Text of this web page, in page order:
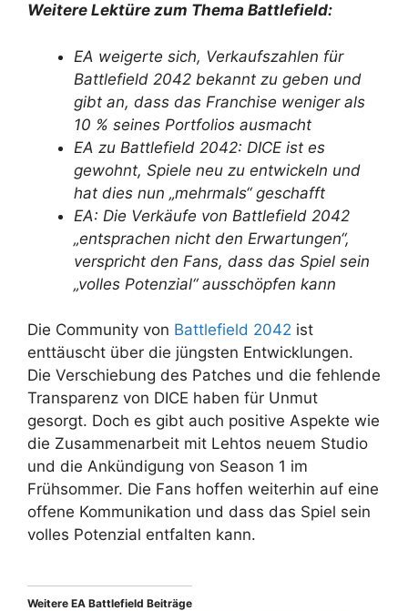
Weitere Lektüre zum Thema Battlefield:
EA weigerte sich, Verkaufszahlen für
Battlefield 2042 bekannt zu geben und
gibt an, dass das Franchise weniger als
10 % seines Portfolios ausmacht
EA zu Battlefield 2042: DICE ist es
gewohnt, Spiele neu zu entwickeln und
hat dies nun „mehrmals“ geschafft
EA: Die Verkäufe von Battlefield 2042
„entsprachen nicht den Erwartungen“,
verspricht den Fans, dass das Spiel sein
„volles Potenzial“ ausschöpfen kann
Die Community von Battlefield 2042 ist
enttäuscht über die jüngsten Entwicklungen.
Die Verschiebung des Patches und die fehlende
Transparenz von DICE haben für Unmut
gesorgt. Doch es gibt auch positive Aspekte wie
die Zusammenarbeit mit Lehtos neuem Studio
und die Ankündigung von Season 1 im
Frühsommer. Die Fans hoffen weiterhin auf eine
offene Kommunikation und dass das Spiel sein
volles Potenzial entfalten kann.
Weitere EA Battlefield Beiträge